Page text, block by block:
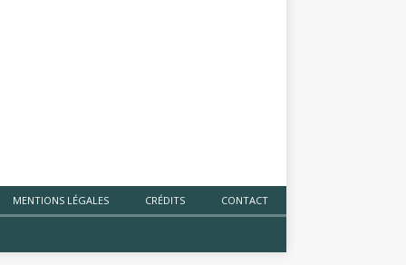
MENTIONS LÉGALES CRÉDITS CONTACT